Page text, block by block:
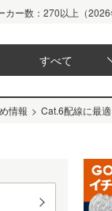
ー数：270以上（2026
すべて
情報 > Cat.6配線に最